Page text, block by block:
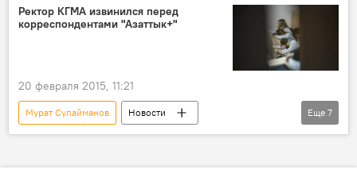
Арзымат Алдаяров
газ
газификация
Ректор КГМА извинился перед
корреспондентами "Азаттык+"
20 февраля 2015, 11:21
Мурат Сулайманов
Новости
Кыргызстан
Общество
Еще 7